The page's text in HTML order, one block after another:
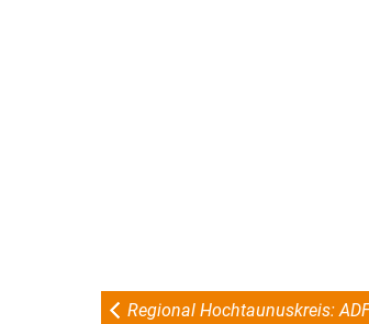
Regional Hochtaunuskreis: